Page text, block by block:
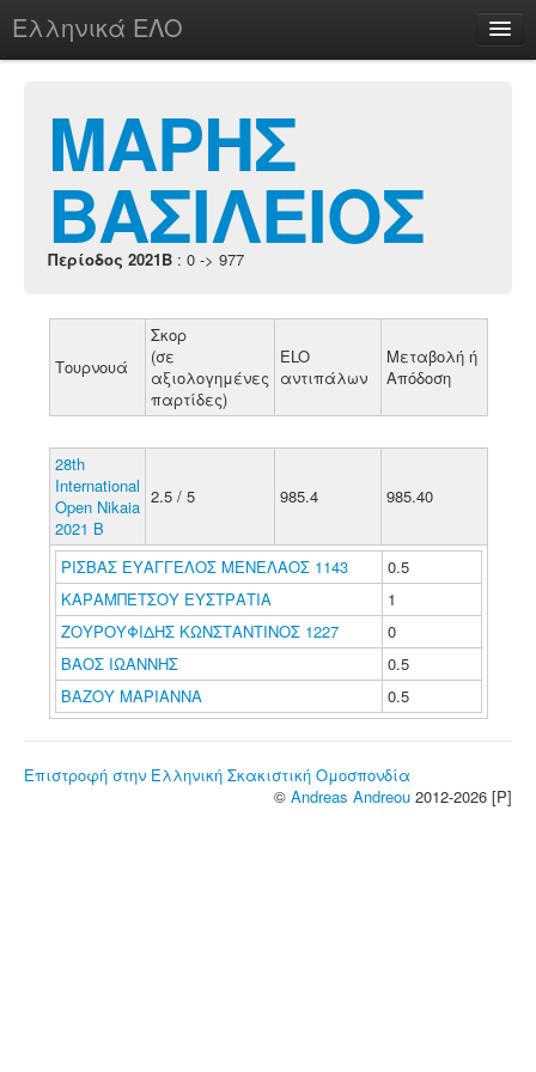
Ελληνικά ΕΛΟ
chesstu.be @ discord
Login
ΜΑΡΗΣ
ΒΑΣΙΛΕΙΟΣ
Περίοδος 2021B : 0 -> 977
Τουρνουά
Σκορ
(σε
αξιολογημένες
παρτίδες)
ELO
αντιπάλων
Μεταβολή ή
Απόδοση
28th
International
Open Nikaia
2021 B
2.5 / 5 985.4 985.40
ΡΙΣΒΑΣ ΕΥΑΓΓΕΛΟΣ ΜΕΝΕΛΑΟΣ 1143
0.5
ΚΑΡΑΜΠΕΤΣΟΥ ΕΥΣΤΡΑΤΙΑ
1
ΖΟΥΡΟΥΦΙΔΗΣ ΚΩΝΣΤΑΝΤΙΝΟΣ 1227
0
ΒΑΟΣ ΙΩΑΝΝΗΣ
0.5
ΒΑΖΟΥ ΜΑΡΙΑΝΝΑ
0.5
Επιστροφή στην Ελληνική Σκακιστική Ομοσπονδία
© Andreas Andreou 2012-2026 [P]